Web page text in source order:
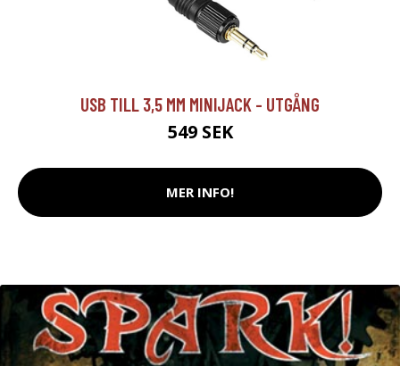
USB TILL 3,5 MM MINIJACK - UTGÅNG
549 SEK
MER INFO!